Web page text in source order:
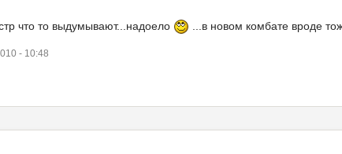
что то выдумывают...надоело ...в новом комбате вроде
- 10:48